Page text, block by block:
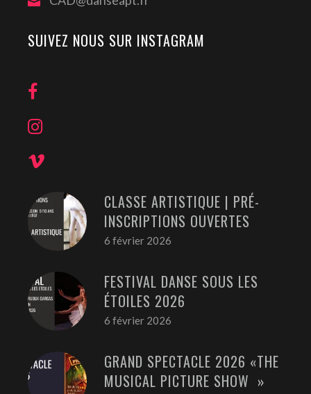
SUIVEZ NOUS SUR INSTAGRAM
CLASSE ARTISTIQUE | PRÉ-
INSCRIPTIONS OUVERTES
6 février 2026
FESTIVAL DANSE SOUS LES
ÉTOILES 2026
6 février 2026
GRAND SPECTACLE 2026 «THE
MUSICAL PICTURE SHOW »